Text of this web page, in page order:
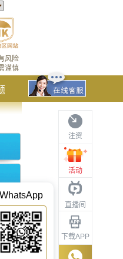
风险
谨慎
注资
活动
直播间
下载APP
WhatsApp